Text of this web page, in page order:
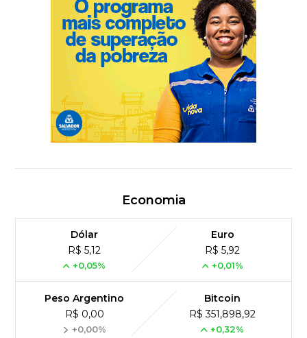
Economia
Dólar
R$ 5,12
+0,05%
Euro
R$ 5,92
+0,01%
Peso Argentino
R$ 0,00
+0,00%
Bitcoin
R$ 351,898,92
+0,32%